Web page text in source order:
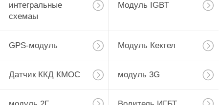
интегральные
схемаы
Модуль IGBT
GPS-модуль Модуль Кектел
Датчик ККД КМОС модуль 3G